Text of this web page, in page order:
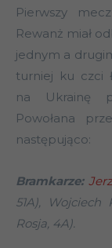
Pierwszy
Rewanż miał
jednym a
turniej ku czci
na Ukrainę
Powołana
następująco:
Bramkarze:
51A), Wojciech
Rosja, 4A).